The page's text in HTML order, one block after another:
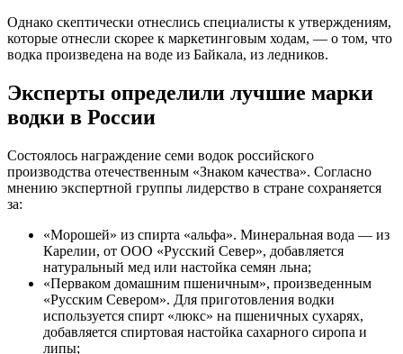
Однако скептически отнеслись специалисты к утверждениям,
которые отнесли скорее к маркетинговым ходам, — о том, что
водка произведена на воде из Байкала, из ледников.
Эксперты определили лучшие марки
водки в России
Состоялось награждение семи водок российского
производства отечественным «Знаком качества». Согласно
мнению экспертной группы лидерство в стране сохраняется
за:
«Морошей» из спирта «альфа». Минеральная вода — из
Карелии, от ООО «Русский Север», добавляется
натуральный мед или настойка семян льна;
«Перваком домашним пшеничным», произведенным
«Русским Севером». Для приготовления водки
используется спирт «люкс» на пшеничных сухарях,
добавляется спиртовая настойка сахарного сиропа и
липы;